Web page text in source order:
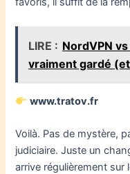
LIRE : NordVPN
vraiment gardé
www.tratov.fr
Voilà. Pas de mystère,
judiciaire. Juste un
arrive régulièrement sur